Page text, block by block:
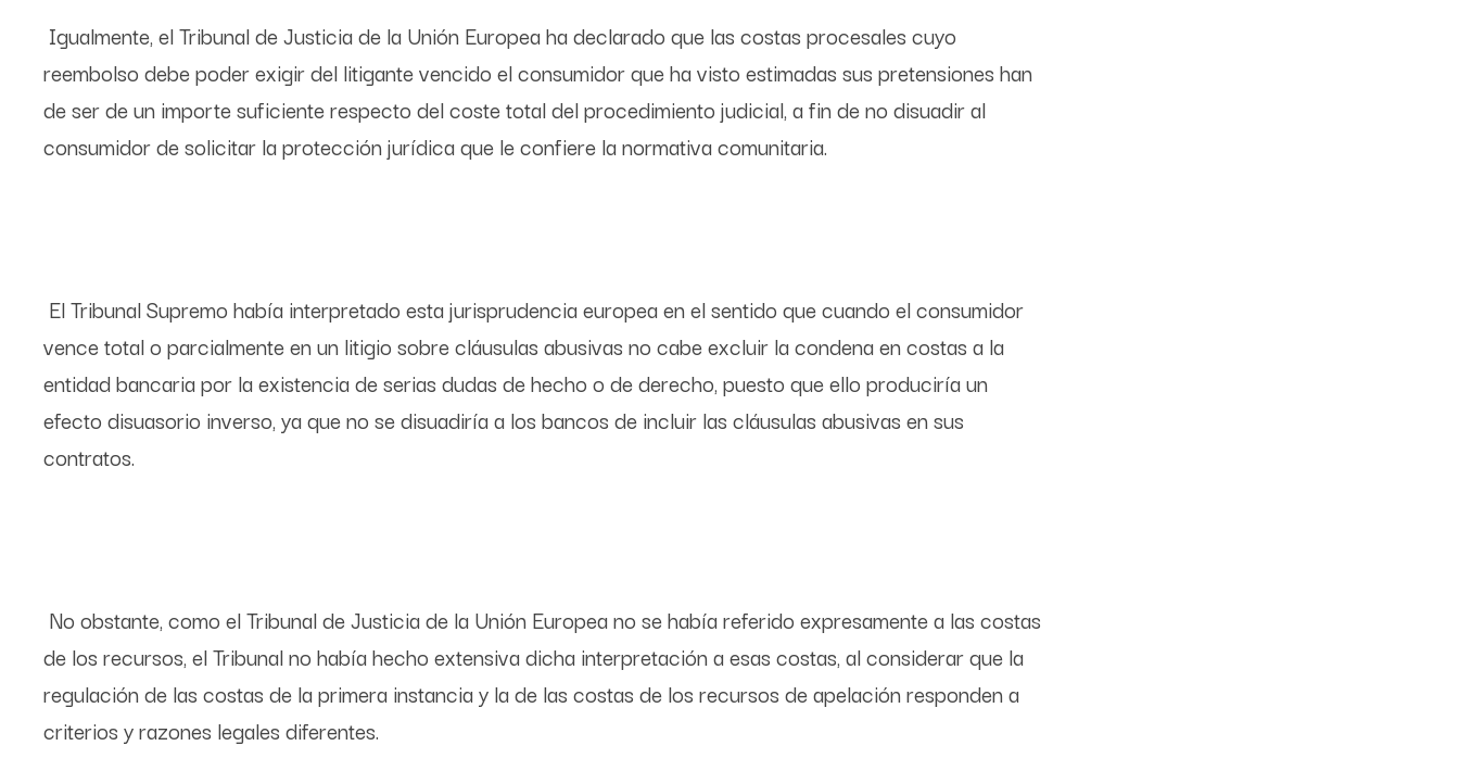
Igualmente, el Tribunal de Justicia de la Unión Europea ha declarado que las costas procesales cuyo
reembolso debe poder exigir del litigante vencido el consumidor que ha visto estimadas sus pretensiones han
de ser de un importe suficiente respecto del coste total del procedimiento judicial, a fin de no disuadir al
consumidor de solicitar la protección jurídica que le confiere la normativa comunitaria.
El Tribunal Supremo había interpretado esta jurisprudencia europea en el sentido que cuando el consumidor
vence total o parcialmente en un litigio sobre cláusulas abusivas no cabe excluir la condena en costas a la
entidad bancaria por la existencia de serias dudas de hecho o de derecho, puesto que ello produciría un
efecto disuasorio inverso, ya que no se disuadiría a los bancos de incluir las cláusulas abusivas en sus
contratos.
No obstante, como el Tribunal de Justicia de la Unión Europea no se había referido expresamente a las costas
de los recursos, el Tribunal no había hecho extensiva dicha interpretación a esas costas, al considerar que la
regulación de las costas de la primera instancia y la de las costas de los recursos de apelación responden a
criterios y razones legales diferentes.